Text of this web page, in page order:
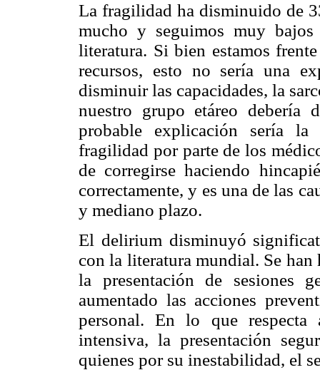
La fragilidad ha disminuido de
mucho y seguimos muy
literatura. Si bien estamos
recursos, esto no sería una
disminuir las capacidades, la
nuestro grupo etáreo debería
probable explicación sería
fragilidad por parte de los
de corregirse haciendo
correctamente, y es una de las
y mediano plazo.
El delirium disminuyó
con la literatura mundial. Se han
la presentación de sesiones
aumentado las acciones
personal. En lo que respecta
intensiva, la presentación
quienes por su inestabilidad, el